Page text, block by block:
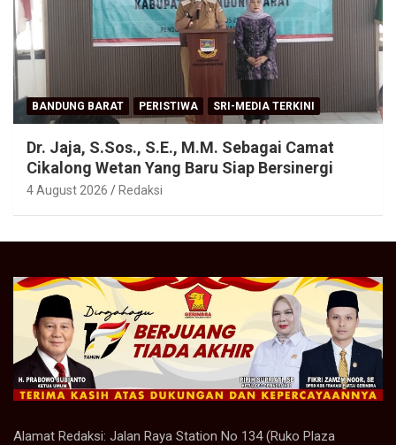
BANDUNG BARAT PERISTIWA SRI-MEDIA TERKINI
Dr. Jaja, S.Sos., S.E., M.M. Sebagai Camat
Cikalong Wetan Yang Baru Siap Bersinergi
4 August 2026 Redaksi
Alamat Redaksi: Jalan Raya Station No 134 (Ruko Plaza